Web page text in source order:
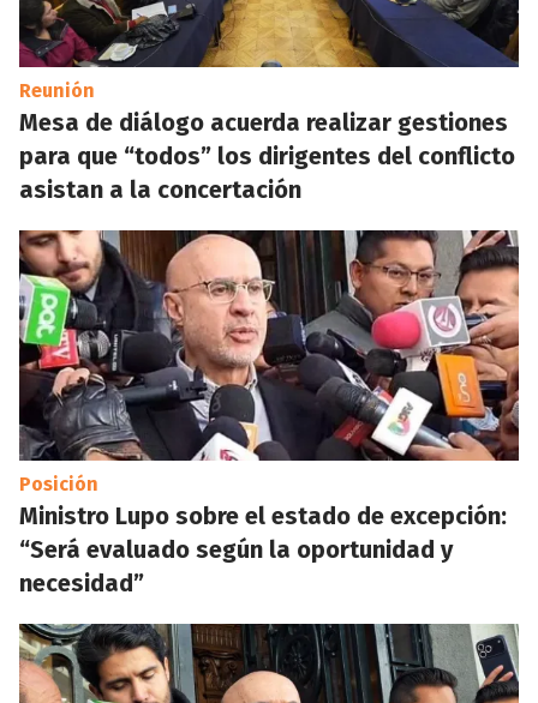
Reunión
Mesa de diálogo acuerda realizar gestiones
para que “todos” los dirigentes del conflicto
asistan a la concertación
Posición
Ministro Lupo sobre el estado de excepción:
“Será evaluado según la oportunidad y
necesidad”